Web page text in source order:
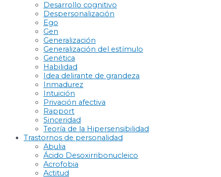
Desarrollo cognitivo
Despersonalización
Ego
Gen
Generalización
Generalización del estímulo
Genética
Habilidad
Idea delirante de grandeza
Inmadurez
Intuición
Privación afectiva
Rapport
Sinceridad
Teoría de la Hipersensibilidad
Trastornos de personalidad
Abulia
Ácido Desoxirribonucleico
Acrofobia
Actitud